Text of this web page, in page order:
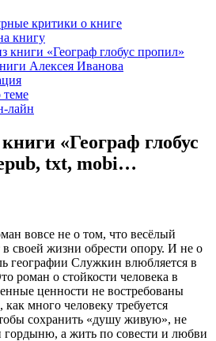
критики о книге
книгу
книги «Географ глобус пропил»
Алексея Иванова
лайн
«Географ глобус
txt, mobi…
вовсе не о том, что весёлый
своей жизни обрести опору. И не о
географии Служкин влюбляется в
роман о стойкости человека в
ценности не востребованы
много человеку требуется
сохранить «душу живую», не
гордыню, а жить по совести и любви